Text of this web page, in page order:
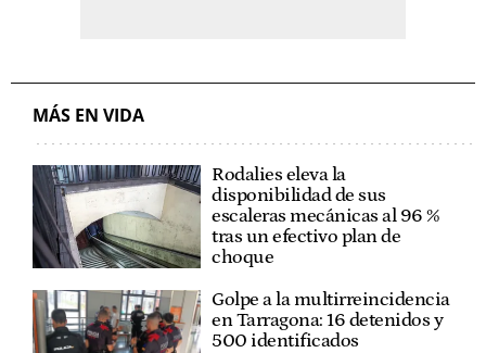
MÁS EN VIDA
Rodalies eleva la
disponibilidad de sus
escaleras mecánicas al 96 %
tras un efectivo plan de
choque
Golpe a la multirreincidencia
en Tarragona: 16 detenidos y
500 identificados